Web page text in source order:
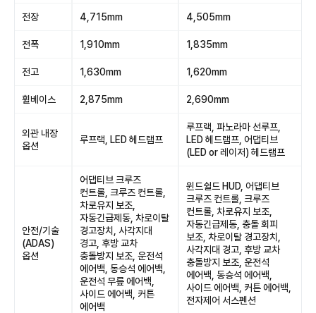
전장 4,715mm 4,505mm
전폭 1,910mm 1,835mm
전고 1,630mm 1,620mm
휠베이스 2,875mm 2,690mm
외관 내장
옵션
루프랙, LED 헤드램프
루프랙, 파노라마 선루프,
LED 헤드램프, 어댑티브
(LED or 레이저) 헤드램프
안전/기술
(ADAS)
옵션
어댑티브 크루즈
컨트롤, 크루즈 컨트롤,
차로유지 보조,
자동긴급제동, 차로이탈
경고장치, 사각지대
경고, 후방 교차
충돌방지 보조, 운전석
에어백, 동승석 에어백,
운전석 무릎 에어백,
사이드 에어백, 커튼
에어백
윈드쉴드 HUD, 어댑티브
크루즈 컨트롤, 크루즈
컨트롤, 차로유지 보조,
자동긴급제동, 충돌 회피
보조, 차로이탈 경고장치,
사각지대 경고, 후방 교차
충돌방지 보조, 운전석
에어백, 동승석 에어백,
사이드 에어백, 커튼 에어백,
전자제어 서스펜션